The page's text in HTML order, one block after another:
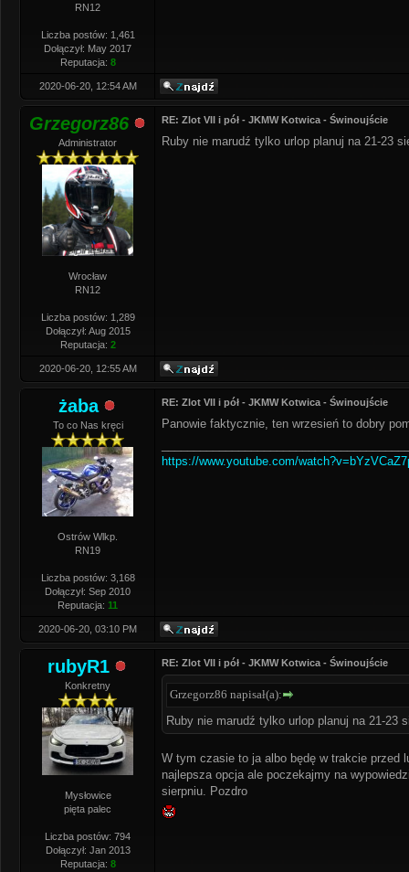
RN12
Liczba postów: 1,461
Dołączył: May 2017
Reputacja: 8
2020-06-20, 12:54 AM
Grzegorz86
Administrator
Wrocław
RN12
Liczba postów: 1,289
Dołączył: Aug 2015
Reputacja: 2
RE: Zlot VII i pół - JKMW Kotwica - Świnoujście
Ruby nie marudź tylko urlop planuj na 21-23
2020-06-20, 12:55 AM
żaba
To co Nas kręci
Ostrów Wlkp.
RN19
Liczba postów: 3,168
Dołączył: Sep 2010
Reputacja: 11
RE: Zlot VII i pół - JKMW Kotwica - Świnoujście
Panowie faktycznie, ten wrzesień to dobry
https://www.youtube.com/
2020-06-20, 03:10 PM
rubyR1
Konkretny
Mysłowice
pięta palec
Liczba postów: 794
Dołączył: Jan 2013
Reputacja: 8
RE: Zlot VII i pół - JKMW Kotwica - Świnoujście
Grzegorz86 napisał(a):
Ruby nie marudź tylko urlop planuj na 21-23
W tym czasie to ja albo będę w trakcie przed
najlepsza opcja ale poczekajmy na
sierpniu. Pozdro